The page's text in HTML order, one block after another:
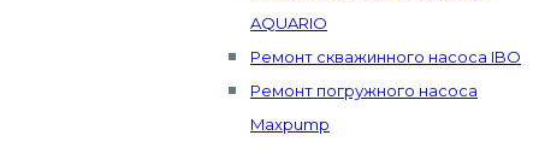
AQUARIO
Ремонт скважинного насоса IBO
Ремонт погружного насоса
Maxpump